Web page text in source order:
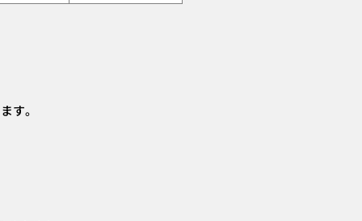
す。